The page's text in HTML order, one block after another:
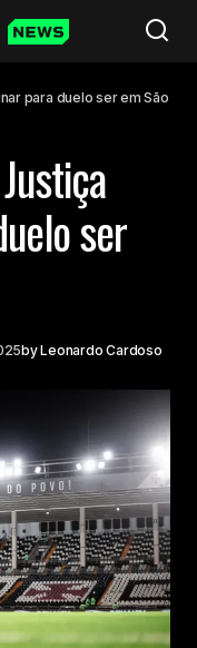
para duelo ser em São
ser
byLeonardo Cardoso